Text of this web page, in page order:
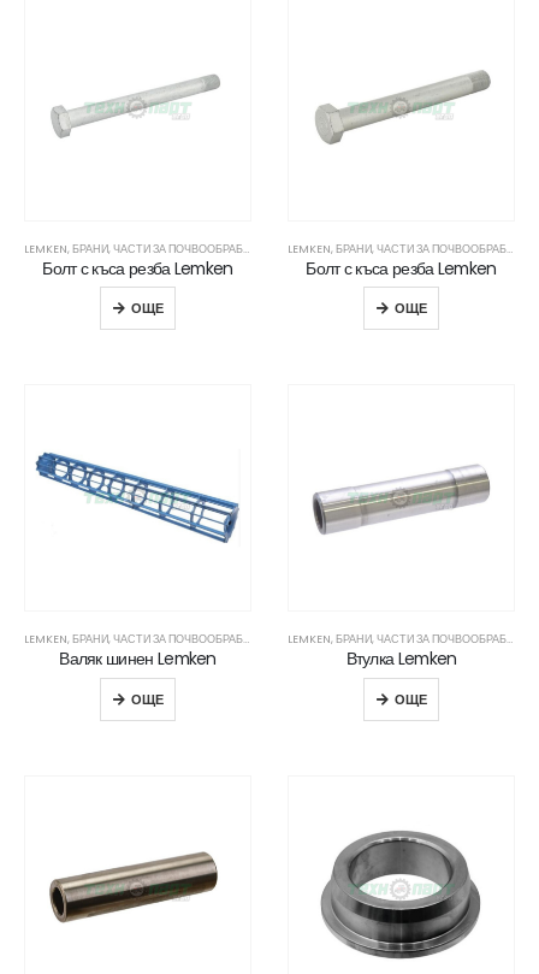
LEMKEN,БРАНИ,ЧАСТИ ЗА ПОЧВООБРАБОТВАЩА ТЕХНИКА
Болт с къса резба Lemken
ОЩЕ
LEMKEN,БРАНИ,ЧАСТИ ЗА ПОЧВООБРАБОТВАЩА ТЕХНИКА
Болт с къса резба Lemken
ОЩЕ
LEMKEN,БРАНИ,ЧАСТИ ЗА ПОЧВООБРАБОТВАЩА ТЕХНИКА
Валяк шинен Lemken
ОЩЕ
LEMKEN,БРАНИ,ЧАСТИ ЗА ПОЧВООБРАБОТВАЩА ТЕХНИКА
Втулка Lemken
ОЩЕ